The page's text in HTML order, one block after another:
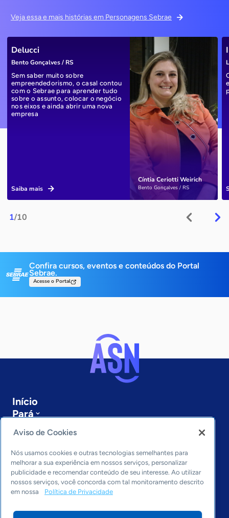
Veja essa e mais histórias em Personagens Sebrae
1/10
Cíntia Ceriotti Weirich
Bento Gonçalves / RS
Delucci
Bento Gonçalves / RS
Sem saber muito sobre
empreendedorismo, o casal contou
com o Sebrae para aprender tudo
sobre o assunto, colocar o negócio
nos eixos e ainda abrir uma nova
empresa
Saiba mais
Confira cursos, eventos e conteúdos do Portal
Sebrae.
Acesse o Portal
Início
Pará
Sobre a ASN
Últimas notícias
Entre em contato
Editorias
Economia & Política
Inovação & Tecnologia
Cultura empreendedora
Aviso de Cookies
Nós usamos cookies e outras tecnologias semelhantes para
melhorar a sua experiência em nossos serviços, personalizar
publicidade e recomendar conteúdo de seu interesse. Ao utilizar
nossos serviços, você concorda com tal monitoramento descrito
em nossa
Política de Privacidade